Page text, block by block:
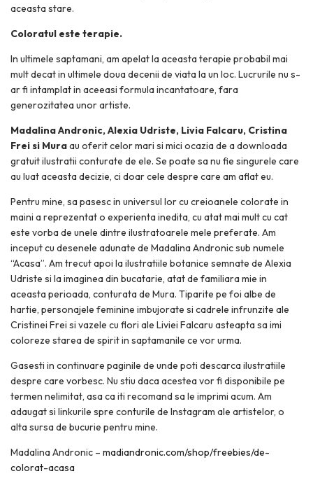
aceasta stare.
Coloratul este terapie.
In ultimele saptamani, am apelat la aceasta terapie probabil mai
mult decat in ultimele doua decenii de viata la un loc. Lucrurile nu s-
ar fi intamplat in aceeasi formula incantatoare, fara
generozitatea unor artiste.
Madalina Andronic, Alexia Udriste, Livia Falcaru, Cristina
Frei si Muraau oferit celor mari si mici ocazia de a downloada
gratuit ilustratii conturate de ele. Se poate sa nu fie singurele care
au luat aceasta decizie, ci doar cele despre care am aflat eu.
Pentru mine, sa pasesc in universul lor cu creioanele colorate in
maini a reprezentat o experienta inedita, cu atat mai mult cu cat
este vorba de unele dintre ilustratoarele mele preferate. Am
inceput cu desenele adunate de Madalina Andronic sub numele
“Acasa”. Am trecut apoi la ilustratiile botanice semnate de Alexia
Udriste si la imaginea din bucatarie, atat de familiara mie in
aceasta perioada, conturata de Mura. Tiparite pe foi albe de
hartie, personajele feminine imbujorate si cadrele infrunzite ale
Cristinei Frei si vazele cu flori ale Liviei Falcaru asteapta sa imi
coloreze starea de spirit in saptamanile ce vor urma.
Gasesti in continuare paginile de unde poti descarca ilustratiile
despre care vorbesc. Nu stiu daca acestea vor fi disponibile pe
termen nelimitat, asa ca iti recomand sa le imprimi acum. Am
adaugat si linkurile spre conturile de Instagram ale artistelor, o
alta sursa de bucurie pentru mine.
Madalina Andronic – madiandronic.com/shop/freebies/de-
colorat-acasa